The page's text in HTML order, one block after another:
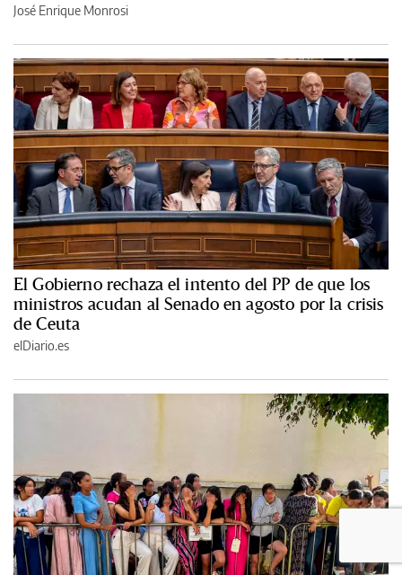
José Enrique Monrosi
El Gobierno rechaza el intento del PP de que los
ministros acudan al Senado en agosto por la crisis
de Ceuta
elDiario.es